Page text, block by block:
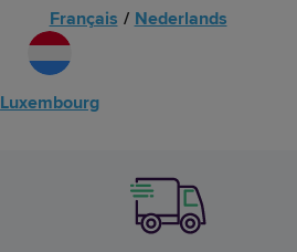
Français / Nederlands
Luxembourg